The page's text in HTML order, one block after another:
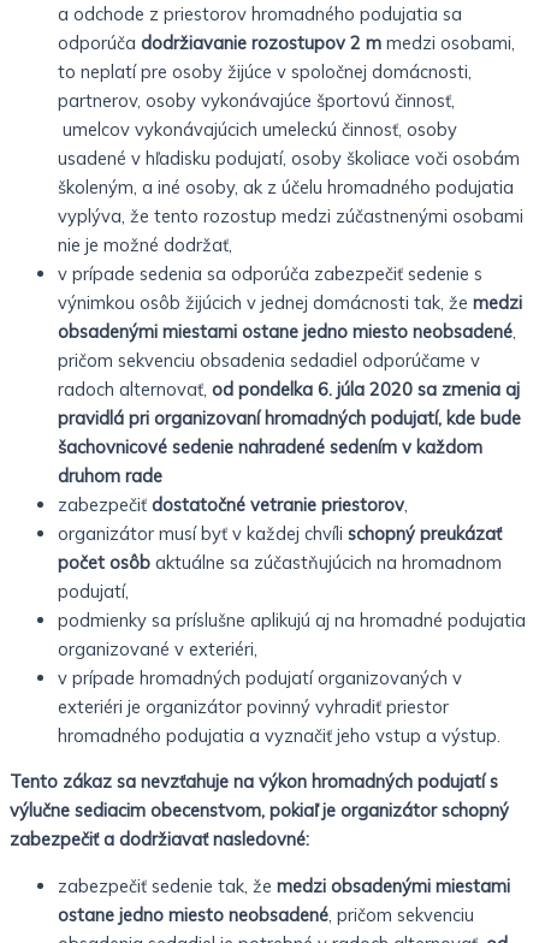
a odchode z priestorov hromadného podujatia sa
odporúča dodržiavanie rozostupov 2 m medzi osobami,
to neplatí pre osoby žijúce v spoločnej domácnosti,
partnerov, osoby vykonávajúce športovú činnosť,
umelcov vykonávajúcich umeleckú činnosť, osoby
usadené v hľadisku podujatí, osoby školiace voči osobám
školeným, a iné osoby, ak z účelu hromadného podujatia
vyplýva, že tento rozostup medzi zúčastnenými osobami
nie je možné dodržať,
v prípade sedenia sa odporúča zabezpečiť sedenie s
výnimkou osôb žijúcich v jednej domácnosti tak, že medzi
obsadenými miestami ostane jedno miesto neobsadené
pričom sekvenciu obsadenia sedadiel odporúčame v
radoch alternovať, od pondelka 6. júla 2020 sa zmenia aj
pravidlá pri organizovaní hromadných podujatí, kde bude
šachovnicové sedenie nahradené sedením v každom
druhom rade
zabezpečiť dostatočné vetranie priestorov
organizátor musí byť v každej chvíli schopný preukázať
počet osôb aktuálne sa zúčastňujúcich na hromadnom
podujatí,
podmienky sa príslušne aplikujú aj na hromadné podujatia
organizované v exteriéri,
v prípade hromadných podujatí organizovaných v
exteriéri je organizátor povinný vyhradiť priestor
hromadného podujatia a vyznačiť jeho vstup a výstup.
Tento zákaz sa nevzťahuje na výkon hromadných podujatí s
výlučne sediacim obecenstvom, pokiaľ je organizátor schopný
zabezpečiť a dodržiavať nasledovné:
zabezpečiť sedenie tak, že medzi obsadenými miestami
ostane jedno miesto neobsadené, pričom sekvenciu